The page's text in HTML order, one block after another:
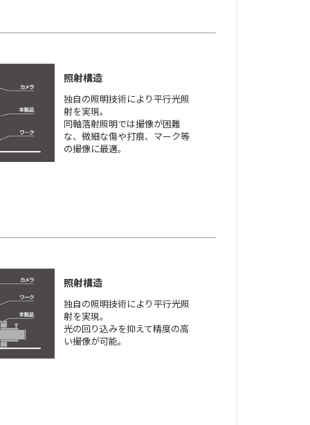
照射構造
独自の照明技術により平行光照
射を実現。
同軸落射照明では撮像が困難
な、微細な傷や打痕、マーク等
の撮像に最適。
照射構造
独自の照明技術により平行光照
射を実現。
光の回り込みを抑えて精度の高
い撮像が可能。